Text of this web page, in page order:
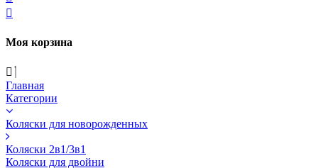
Моя корзина
Главная
Категории
Коляски для новорожденных
Коляски 2в1/3в1
Коляски для двойни